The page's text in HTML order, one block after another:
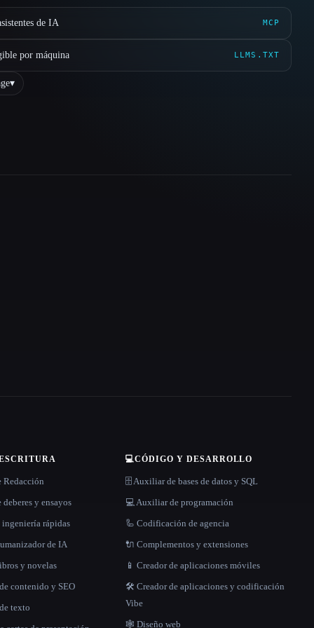
de IA MCP
por máquina LLMS.TXT
▾
y ensayos
rápidas
de IA
y novelas
contenido y SEO
texto
💻CÓDIGO Y DESARROLLO
🗄️ Auxiliar de bases de datos y SQL
💻 Auxiliar de programación
🦾 Codificación de agencia
🔌 Complementos y extensiones
📱 Creador de aplicaciones móviles
🛠️ Creador de aplicaciones y codificación
Vibe
🕸 Diseño web